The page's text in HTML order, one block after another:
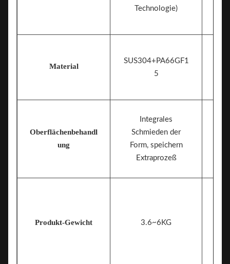
Technologie)
Material
SUS304+PA66GF1
5
Oberflächenbehandl
ung
Integrales
Schmieden der
Form, speichern
Extraprozeß
Produkt-Gewicht 3.6~6KG